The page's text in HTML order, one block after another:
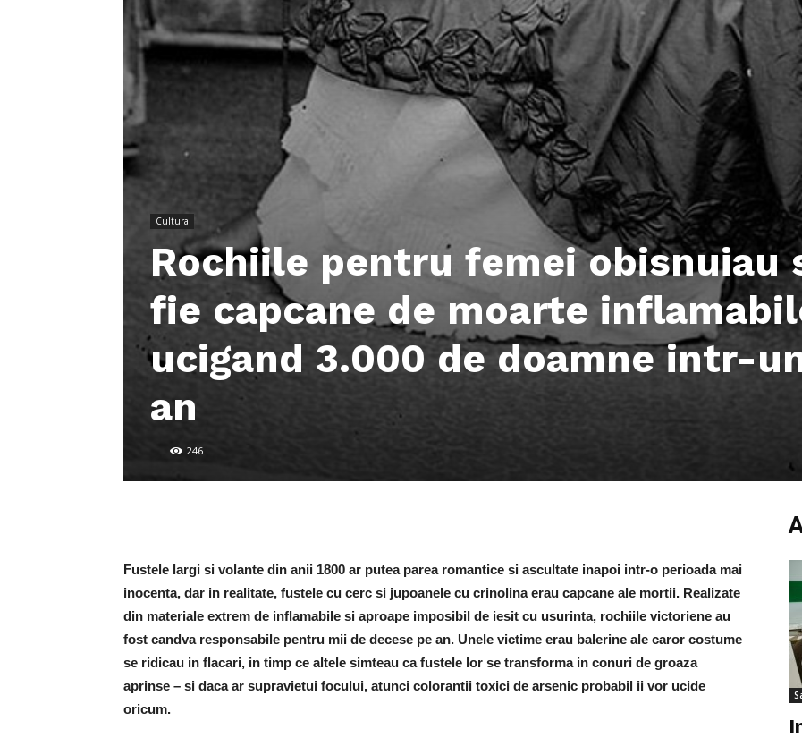
Cultura
Rochiile pentru femei obisnuiau
fie capcane de moarte
ucigand 3.000 de doamne intr-
an
246
Fustele largi si volante din anii 1800 ar putea parea romantice si ascultate inapoi intr-o perioada mai
inocenta, dar in realitate, fustele cu cerc si jupoanele cu crinolina erau capcane ale mortii. Realizate
din materiale extrem de inflamabile si aproape imposibil de iesit cu usurinta, rochiile victoriene au
fost candva responsabile pentru mii de decese pe an. Unele victime erau balerine ale caror costume
se ridicau in flacari, in timp ce altele simteau ca fustele lor se transforma in conuri de groaza
aprinse – si daca ar supravietui focului, atunci colorantii toxici de arsenic probabil ii vor ucide
oricum.